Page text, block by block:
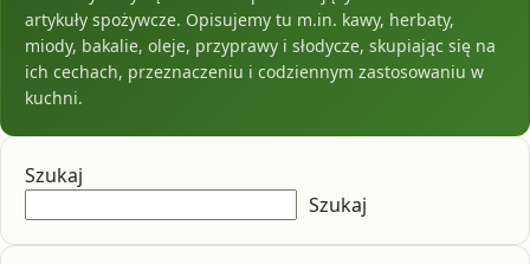
artykuły spożywcze. Opisujemy tu m.in. kawy, herbaty,
miody, bakalie, oleje, przyprawy i słodycze, skupiając się na
ich cechach, przeznaczeniu i codziennym zastosowaniu w
kuchni.
Szukaj
Szukaj